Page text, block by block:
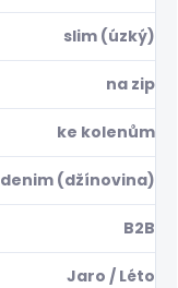
slim (úzký)
na zip
ke kolenům
denim (džínovina)
B2B
Jaro / Léto